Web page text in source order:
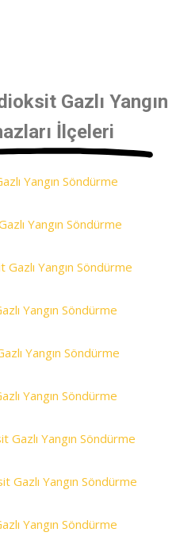
Gazlı Yangın
İlçeleri
Yangın Söndürme
Yangın Söndürme
Yangın Söndürme
Yangın Söndürme
Yangın Söndürme
Yangın Söndürme
Yangın Söndürme
Gazlı Yangın Söndürme
Yangın Söndürme